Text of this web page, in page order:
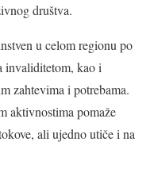
društva.
u celom regionu po
invaliditetom, kao i
zahtevima i potrebama.
aktivnostima pomaže
ali ujedno utiče i na